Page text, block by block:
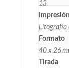
13
Impresión
Litografía
Formato
40 x 26
Tirada